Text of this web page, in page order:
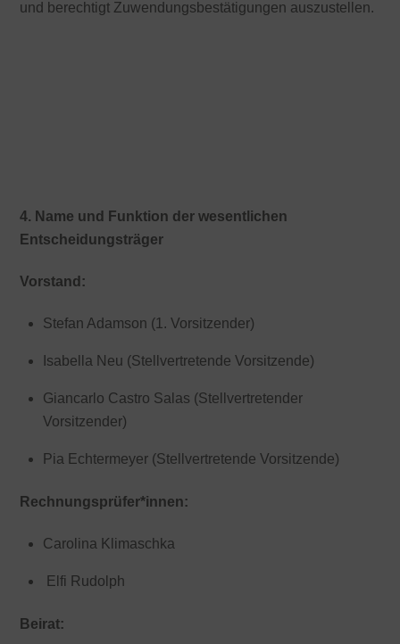
und berechtigt Zuwendungsbestätigungen auszustellen.
4. Name und Funktion der wesentlichen
Entscheidungsträger
Vorstand:
Stefan Adamson (1. Vorsitzender)
Isabella Neu (Stellvertretende Vorsitzende)
Giancarlo Castro Salas (Stellvertretender
Vorsitzender)
Pia Echtermeyer (Stellvertretende Vorsitzende)
Rechnungsprüfer*innen:
Carolina Klimaschka
Elfi Rudolph
Beirat: